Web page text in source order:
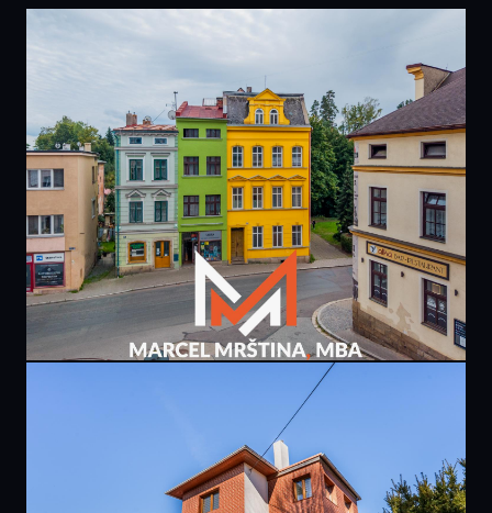
PRODÁNO
domu | U Dolní brány | Broumov
267 m² · Broumov